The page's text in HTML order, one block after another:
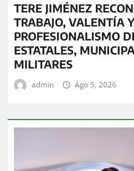
TERE JIMÉNEZ
TRABAJO, VALENTÍA Y
PROFESIONALISMO
ESTATALES,
MILITARES
admin Ago 5, 2026